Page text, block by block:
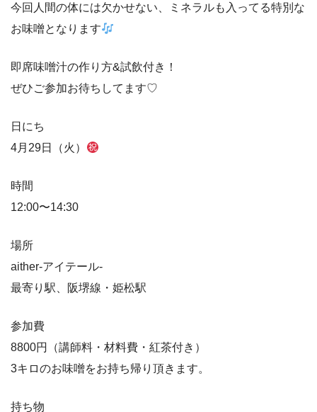
今回人間の体には欠かせない、ミネラルも入ってる特別な
お味噌となります
即席味噌汁の作り方&試飲付き！
ぜひご参加お待ちしてます♡
日にち
4月29日（火）
時間
12:00〜14:30
場所
aither-アイテール-
最寄り駅、阪堺線・姫松駅
参加費
8800円（講師料・材料費・紅茶付き）
3キロのお味噌をお持ち帰り頂きます。
持ち物